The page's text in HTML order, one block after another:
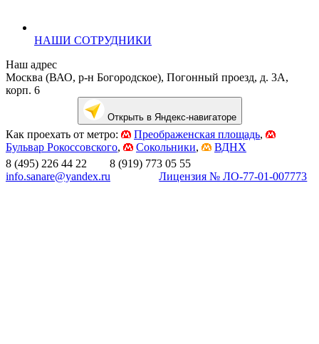
НАШИ СОТРУДНИКИ
Наш адрес
Москва (ВАО, р-н Богородское), Погонный проезд, д. 3А,
корп. 6
Открыть в Яндекс-навигаторе
Как проехать от метро: Преображенская площадь,
Бульвар Рокоссовского, Сокольники,
ВДНХ
8 (495) 226 44 22 8 (919) 773 05 55
info.sanare@yandex.ru
Лицензия № ЛО-77-01-007773